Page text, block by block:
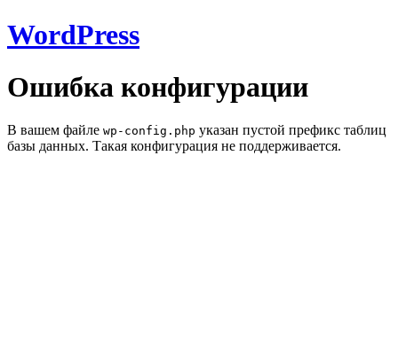
WordPress
Ошибка конфигурации
В вашем файле wp-config.php указан пустой префикс таблиц
базы данных. Такая конфигурация не поддерживается.